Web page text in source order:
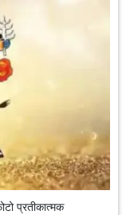
प्रतीकात्मक